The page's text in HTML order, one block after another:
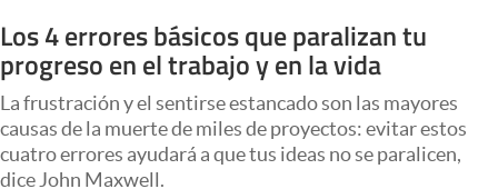
Negocios
Columnistas
Otras secciones
Apertura
Los 4 errores básicos que paralizan tu
progreso en el trabajo y en la vida
La frustración y el sentirse estancado son las mayores
causas de la muerte de miles de proyectos: evitar estos
cuatro errores ayudará a que tus ideas no se paralicen,
dice John Maxwell.